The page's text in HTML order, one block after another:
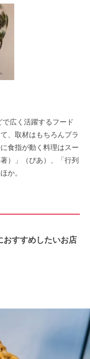
で広く活躍するフード
、取材はもちろんプラ
食指が動く料理はスー
）」（ぴあ）、「行列
か。
おすすめしたいお店